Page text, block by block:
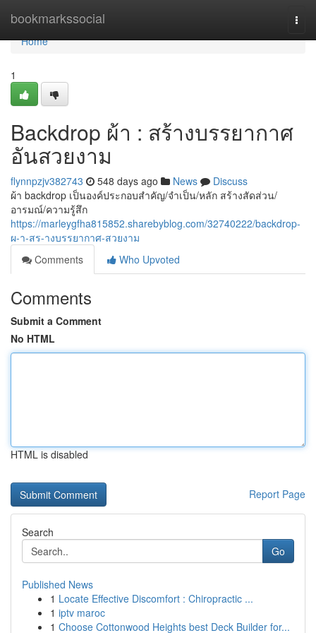
bookmarkssocial
Home
Home
1
Backdrop ผ้า : สร้างบรรยากาศ
อันสวยงาม
flynnpzjv382743 548 days ago News
Discuss
ผ้า backdrop เป็นองค์ประกอบสำคัญ/จำเป็น/หลัก สร้างสัดส่วน/
อารมณ์/ความรู้สึก
https://marleygfha815852.sharebyblog.com/32740222/backdrop-
ผ-า-สร-างบรรยากาศ-สวยงาม
Comments
Who Upvoted
Comments
Submit a Comment
No HTML
HTML is disabled
Report Page
Search
Go
Published News
1 Locate Effective Discomfort : Chiropractic ...
1 iptv maroc
1 Choose Cottonwood Heights best Deck Builder for...